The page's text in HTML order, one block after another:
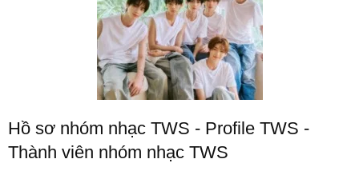
Hồ sơ nhóm nhạc TWS - Profile TWS -
Thành viên nhóm nhạc TWS